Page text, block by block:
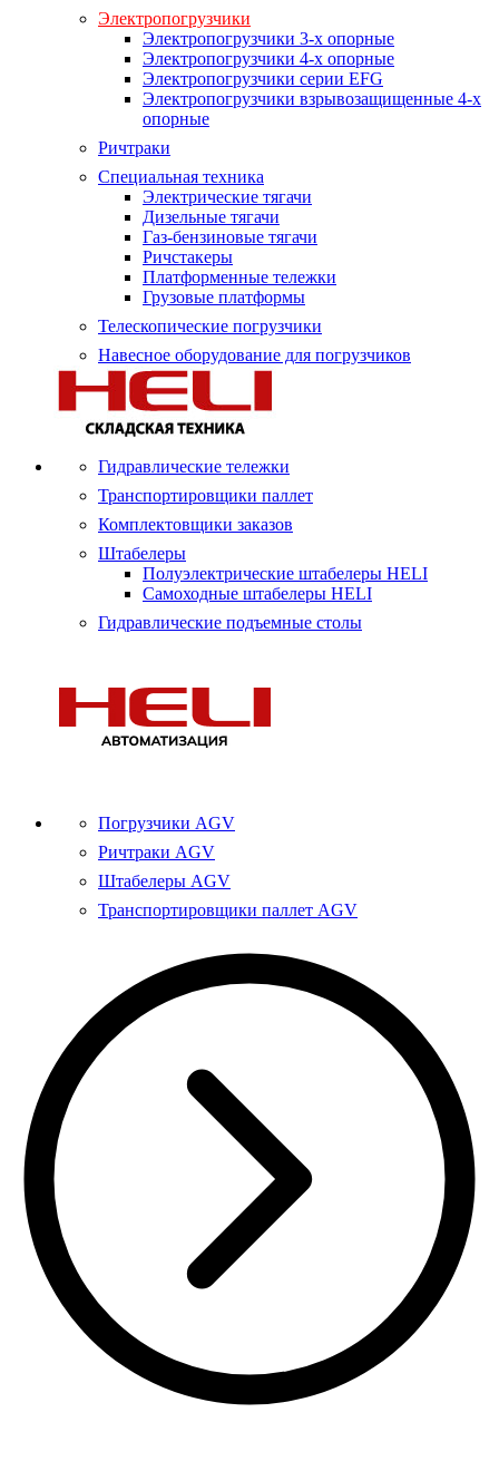
Электропогрузчики
Электропогрузчики 3-х опорные
Электропогрузчики 4-х опорные
Электропогрузчики серии EFG
Электропогрузчики взрывозащищенные 4-х
опорные
Ричтраки
Специальная техника
Электрические тягачи
Дизельные тягачи
Газ-бензиновые тягачи
Ричстакеры
Платформенные тележки
Грузовые платформы
Телескопические погрузчики
Навесное оборудование для погрузчиков
Гидравлические тележки
Транспортировщики паллет
Комплектовщики заказов
Штабелеры
Полуэлектрические штабелеры HELI
Самоходные штабелеры HELI
Гидравлические подъемные столы
Погрузчики AGV
Ричтраки AGV
Штабелеры AGV
Транспортировщики паллет AGV